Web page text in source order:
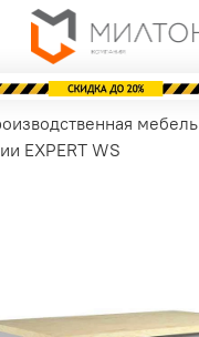
мебель
EXPERT WS